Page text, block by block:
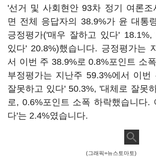
'선거 및 사회현안 93차 정기 여론조
면 전체 응답자의 38.9%가 윤 대통
긍정평가('매우 잘하고 있다' 18.1%,
있다' 20.8%)했습니다. 긍정평가는
서 이번 주 38.9%로 0.8%포인트 소
부정평가는 지난주 59.3%에서 이번
잘못하고 있다' 50.3%, '대체로 잘못
로, 0.6%포인트 소폭 하락했습니다.
다'는 2.4%였습니다.
(그래픽=뉴스토마토)